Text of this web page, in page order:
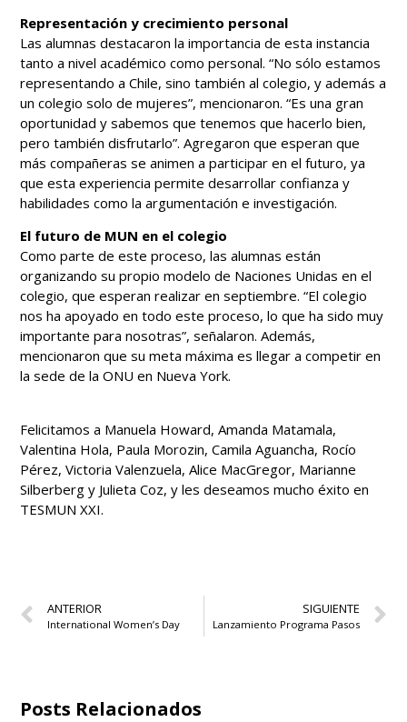
Representación y crecimiento personal
Las alumnas destacaron la importancia de esta instancia
tanto a nivel académico como personal. “No sólo estamos
representando a Chile, sino también al colegio, y además a
un colegio solo de mujeres”, mencionaron. “Es una gran
oportunidad y sabemos que tenemos que hacerlo bien,
pero también disfrutarlo”. Agregaron que esperan que
más compañeras se animen a participar en el futuro, ya
que esta experiencia permite desarrollar confianza y
habilidades como la argumentación e investigación.
El futuro de MUN en el colegio
Como parte de este proceso, las alumnas están
organizando su propio modelo de Naciones Unidas en el
colegio, que esperan realizar en septiembre. “El colegio
nos ha apoyado en todo este proceso, lo que ha sido muy
importante para nosotras”, señalaron. Además,
mencionaron que su meta máxima es llegar a competir en
la sede de la ONU en Nueva York.
Felicitamos a Manuela Howard, Amanda Matamala,
Valentina Hola, Paula Morozin, Camila Aguancha, Rocío
Pérez, Victoria Valenzuela, Alice MacGregor, Marianne
Silberberg y Julieta Coz, y les deseamos mucho éxito en
TESMUN XXI.
ANTERIOR
International Women’s Day
SIGUIENTE
Lanzamiento Programa Pasos
Posts Relacionados